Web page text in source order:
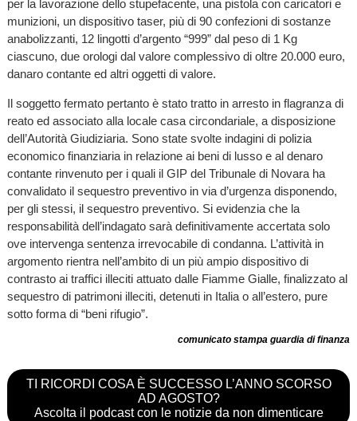
per la lavorazione dello stupefacente, una pistola con caricatori e
munizioni, un dispositivo taser, più di 90 confezioni di sostanze
anabolizzanti, 12 lingotti d’argento “999” dal peso di 1 Kg
ciascuno, due orologi dal valore complessivo di oltre 20.000 euro,
danaro contante ed altri oggetti di valore.
Il soggetto fermato pertanto è stato tratto in arresto in flagranza di
reato ed associato alla locale casa circondariale, a disposizione
dell’Autorità Giudiziaria. Sono state svolte indagini di polizia
economico finanziaria in relazione ai beni di lusso e al denaro
contante rinvenuto per i quali il GIP del Tribunale di Novara ha
convalidato il sequestro preventivo in via d’urgenza disponendo,
per gli stessi, il sequestro preventivo. Si evidenzia che la
responsabilità dell’indagato sarà definitivamente accertata solo
ove intervenga sentenza irrevocabile di condanna. L’attività in
argomento rientra nell’ambito di un più ampio dispositivo di
contrasto ai traffici illeciti attuato dalle Fiamme Gialle, finalizzato al
sequestro di patrimoni illeciti, detenuti in Italia o all’estero, pure
sotto forma di “beni rifugio”.
comunicato stampa guardia di finanza
TI RICORDI COSA È SUCCESSO L’ANNO SCORSO
AD AGOSTO?
Ascolta il podcast con le notizie da non dimenticare